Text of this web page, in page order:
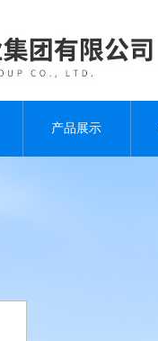
产品展示